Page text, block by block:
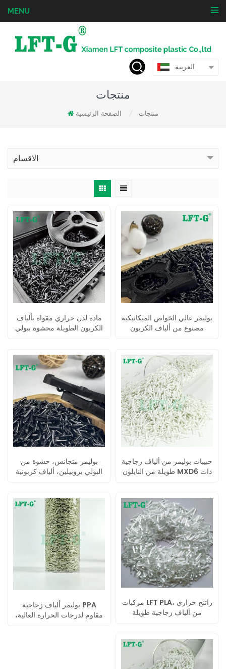
MENU
العربية
منتجات
الصفحة الرئيسية منتجات
الاقسام
مادة لدن حراري مقواة بألياف
الكربون الطويلة محشوة ببولي
بوليمر عالي الخواص الميكانيكية
مصنوع من ألياف الكربون
بوليمر متجانس، حشوة من
البولي بروبيلين، ألياف كربونية
حبيبات بوليمر من ألياف زجاجية
طويلة من النايلون MXD6 ذات
بوليمر ألياف زجاجية PPA
مقاوم لدرجات الحرارة العالية،
مركبات LFT PLA، راتنج حراري
من ألياف زجاجية طويلة